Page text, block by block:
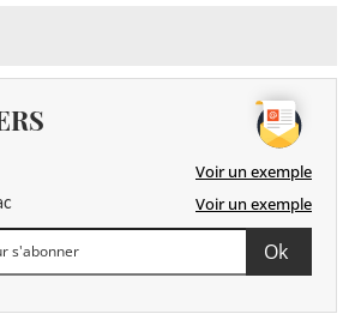
Voir un exemple
Voir un exemple